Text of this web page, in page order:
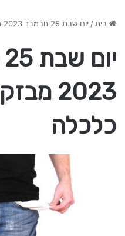
בית/יום שבת 25 נובמבר 2023 מבזק חדשות כלכלה
2023
כלכלה